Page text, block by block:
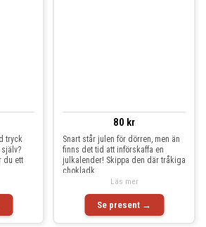
tryck
du ett
80 kr
Snart står julen för dörren, men än
finns det tid att införskaffa en
julkalender! Skippa den där tråkiga
chokladk
Se present →
Läs mer